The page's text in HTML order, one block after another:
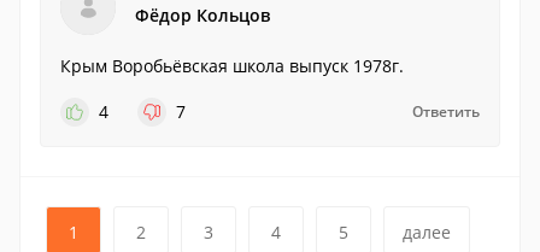
Фёдор Кольцов
Крым Воробьёвская школа выпуск 1978г.
4
7 Ответить
1 2 3 4 5 далее